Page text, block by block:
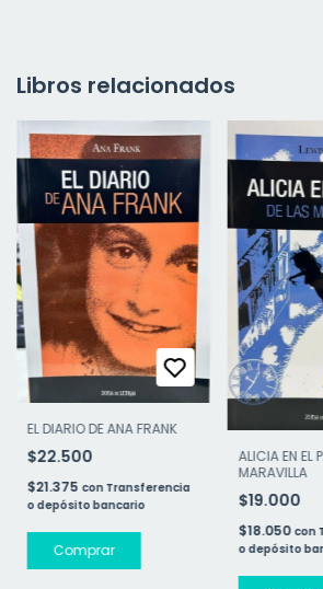
Libros relacionados
EL DIARIO DE ANA FRANK
$22.500
$21.375 con Transferencia
o depósito bancario
ALICIA EN EL
MARAVILLA
$19.000
$18.050 con
o depósito